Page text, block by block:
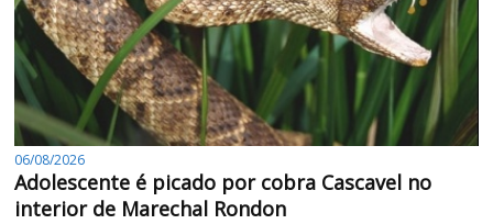
06/08/2026
Adolescente é picado por cobra Cascavel no
interior de Marechal Rondon